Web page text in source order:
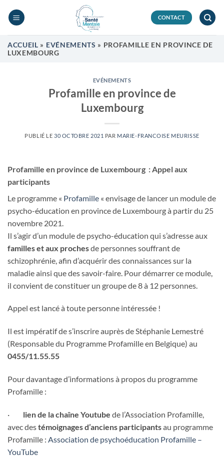
CONTACT
ACCUEIL » EVÉNEMENTS » PROFAMILLE EN PROVINCE DE
LUXEMBOURG
EVÉNEMENTS
Profamille en province de
Luxembourg
PUBLIÉ LE 30 OCTOBRE 2021 PAR MARIE-FRANCOISE MEURISSE
Profamille en province de Luxembourg : Appel aux
participants
Le programme « Profamille « envisage de lancer un module de
psycho-éducation en province de Luxembourg à partir du 25
novembre 2021.
Il s’agir d’un module de psycho-éducation qui s’adresse aux
familles et aux prochesde personnes souffrant de
schizophrénie, afin d’acquérir des connaissances sur la
maladie ainsi que des savoir-faire. Pour démarrer ce module,
il convient de constituer un groupe de 8 à 12 personnes.
Appel est lancé à toute personne intéressée !
Il est impératif de s’inscrire auprès deStéphanie Lemestré
(Responsable du Programme Profamille en Belgique) au
0455/11.55.55
Pour davantage d’informations à propos du programme
Profamille :
· lien de la chaîne Youtube de l’Association Profamille,
avec destémoignages d’anciens participantsau programme
Profamille : Association de psychoéducation Profamille –
YouTube